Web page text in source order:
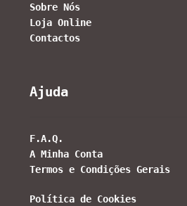
Sobre Nós
Loja Online
Contactos
Ajuda
F.A.Q.
A Minha Conta
Termos e Condições Gerais
Política de Cookies